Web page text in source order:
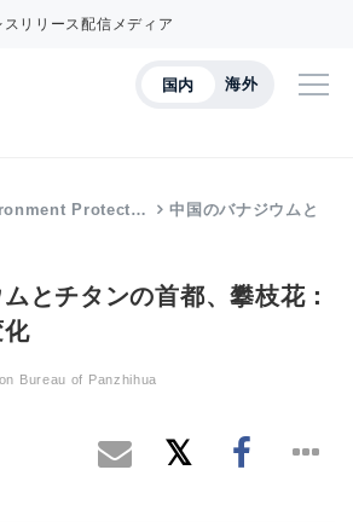
リリース配信メディア
国内 海外
Protect… 中国のバナジウムと
とチタンの首都、攀枝花：
Bureau of Panzhihua